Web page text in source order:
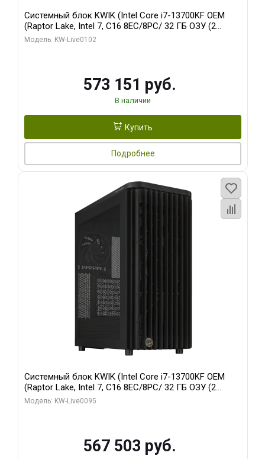
Системный блок KWIK (Intel Core i7-13700KF OEM
(Raptor Lake, Intel 7, C16 8EC/8PC/ 32 ГБ ОЗУ (2
модуля)/ Afox RTX4090 24GB GDDR6X 384-Bit 3xDP
Модель: KW-Live0102
573 151 руб.
В наличии
Купить
Подробнее
Системный блок KWIK (Intel Core i7-13700KF OEM
(Raptor Lake, Intel 7, C16 8EC/8PC/ 32 ГБ ОЗУ (2
модуля)/ Afox RTX4090 24GB GDDR6X 384-Bit 3xDP
Модель: KW-Live0095
567 503 руб.